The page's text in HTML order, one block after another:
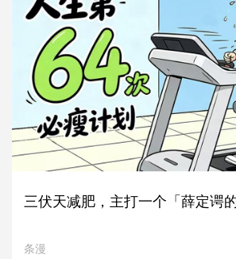
三伏天减肥，主打一个「薛定谔的
条漫